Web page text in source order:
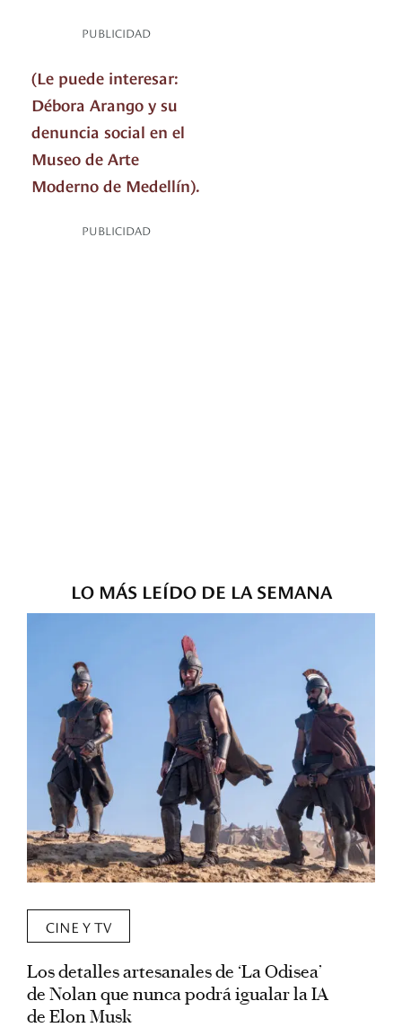
PUBLICIDAD
(Le puede interesar:
Débora Arango y su
denuncia social en el
Museo de Arte
Moderno de Medellín).
PUBLICIDAD
LO MÁS LEÍDO DE LA SEMANA
CINE Y TV
Los detalles artesanales de ‘La Odisea’
de Nolan que nunca podrá igualar la IA
de Elon Musk